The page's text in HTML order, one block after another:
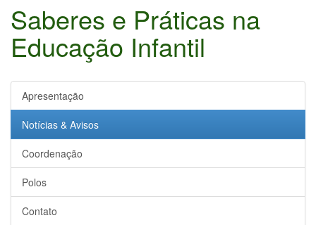
Saberes e Práticas na
Educação Infantil
Apresentação
Notícias & Avisos
Coordenação
Polos
Contato